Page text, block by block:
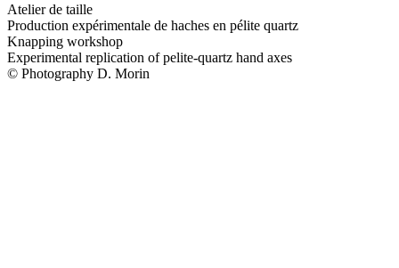
Atelier de taille
Production expérimentale de haches en pélite quartz
Knapping workshop
Experimental replication of pelite-quartz hand axes
© Photography D. Morin